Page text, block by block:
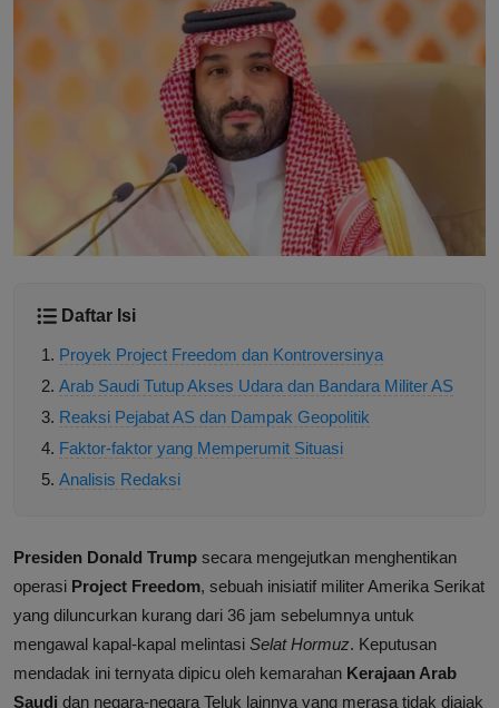
Daftar Isi
Proyek Project Freedom dan Kontroversinya
Arab Saudi Tutup Akses Udara dan Bandara Militer AS
Reaksi Pejabat AS dan Dampak Geopolitik
Faktor-faktor yang Memperumit Situasi
Analisis Redaksi
Presiden Donald Trump secara mengejutkan menghentikan
operasi Project Freedom, sebuah inisiatif militer Amerika Serikat
yang diluncurkan kurang dari 36 jam sebelumnya untuk
mengawal kapal-kapal melintasi Selat Hormuz. Keputusan
mendadak ini ternyata dipicu oleh kemarahan Kerajaan Arab
Saudi dan negara-negara Teluk lainnya yang merasa tidak diajak